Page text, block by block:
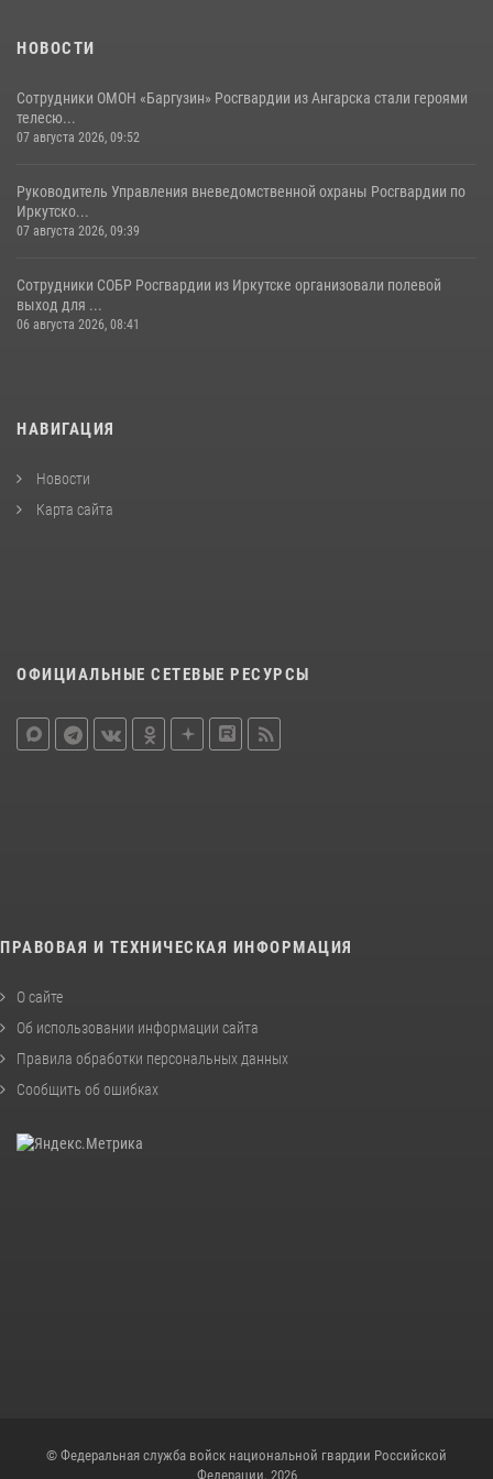
НОВОСТИ
Сотрудники ОМОН «Баргузин» Росгвардии из Ангарска стали героями
телесю...
07 августа 2026, 09:52
Руководитель Управления вневедомственной охраны Росгвардии по
Иркутско...
07 августа 2026, 09:39
Сотрудники СОБР Росгвардии из Иркутске организовали полевой
выход для ...
06 августа 2026, 08:41
НАВИГАЦИЯ
Новости
Карта сайта
ОФИЦИАЛЬНЫЕ СЕТЕВЫЕ РЕСУРСЫ
ПРАВОВАЯ И ТЕХНИЧЕСКАЯ ИНФОРМАЦИЯ
О сайте
Об использовании информации сайта
Правила обработки персональных данных
Сообщить об ошибках
© Федеральная служба войск национальной гвардии Российской
Федерации, 2026